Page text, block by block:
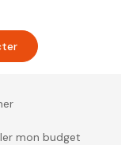
mon budget